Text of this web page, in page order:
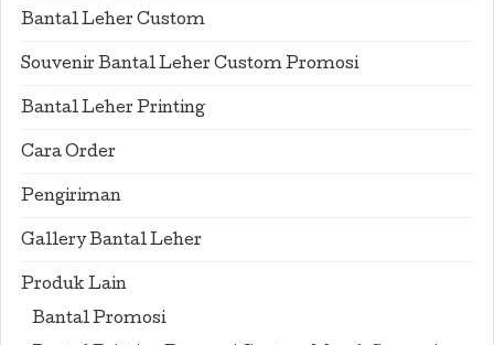
Bantal Leher Custom
Souvenir Bantal Leher Custom Promosi
Bantal Leher Printing
Cara Order
Pengiriman
Gallery Bantal Leher
Produk Lain
Bantal Promosi